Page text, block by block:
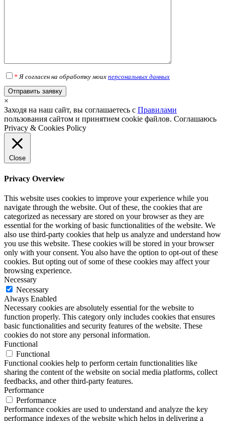
*Я согласен на обработку моих персональных данных
×
Заходя на наш сайт, вы соглашаетесь с Правилами
пользования сайтом и принятием cookie файлов. Соглашаюсь
Privacy & Cookies Policy
Close
Privacy Overview
This website uses cookies to improve your experience while you
navigate through the website. Out of these, the cookies that are
categorized as necessary are stored on your browser as they are
essential for the working of basic functionalities of the website. We
also use third-party cookies that help us analyze and understand how
you use this website. These cookies will be stored in your browser
only with your consent. You also have the option to opt-out of these
cookies. But opting out of some of these cookies may affect your
browsing experience.
Necessary
Necessary
Always Enabled
Necessary cookies are absolutely essential for the website to
function properly. This category only includes cookies that ensures
basic functionalities and security features of the website. These
cookies do not store any personal information.
Functional
Functional
Functional cookies help to perform certain functionalities like
sharing the content of the website on social media platforms, collect
feedbacks, and other third-party features.
Performance
Performance
Performance cookies are used to understand and analyze the key
performance indexes of the website which helps in delivering a